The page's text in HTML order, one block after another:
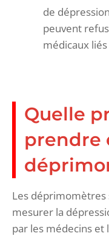
de
peuvent
médicaux
Quelle
prendre
Les déprimomètres
mesurer la
par les médecins et